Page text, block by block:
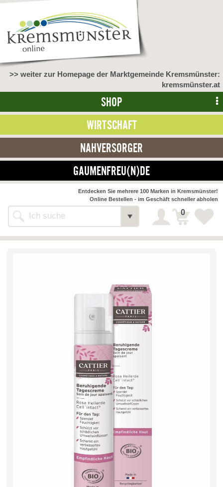
>> weiter zur Homepage der Marktgemeinde Kremsmünster:
kremsmünster.at
SHOP
WIRTSCHAFT
NAHVERSORGER
GAUMENFREU(N)DE
Alle Webseiten
Entdecken Sie mehrere 100 Marken in Kremsmünster!
Online Bestellen - im Geschäft schneller abholen
0
NAHVERSORGER
>> Bauernmarkt << Detail
Bäckerei-Konditorei-Café
Detail
Detail
Kuglbauer - Familie Bischof Detail
La Toscana Anita Wolf e.U.
Söllradls Naturkostladen Detail
Weinkellerei Stift
Detail
Detail
KATEGORIE